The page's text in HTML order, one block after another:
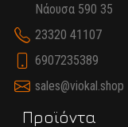
Νάουσα 590 35
23320 41107
6907235389
sales@viokal.shop
Προϊόντα